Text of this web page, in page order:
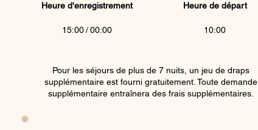
Heure d'enregistrement Heure de départ
15:00/00:00 10:00
Pour les séjours de plus de 7 nuits, un jeu de draps
supplémentaire est fourni gratuitement. Toute demande
supplémentaire entraînera des frais supplémentaires.